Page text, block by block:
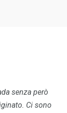
senza però
Ci sono